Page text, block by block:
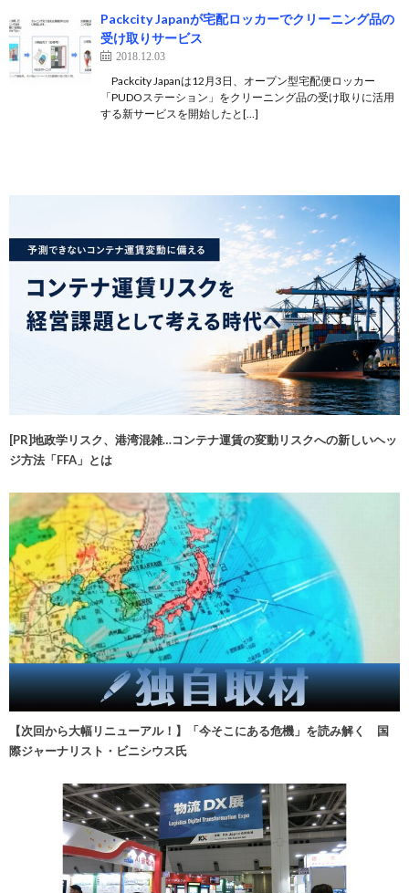
Packcity Japanが宅配ロッカーでクリーニング品の
受け取りサービス
2018.12.03
Packcity Japanは12月3日、オープン型宅配便ロッカー
「PUDOステーション」をクリーニング品の受け取りに活用
する新サービスを開始したと[…]
[PR]地政学リスク、港湾混雑…コンテナ運賃の変動リスクへの新しいヘッ
ジ方法「FFA」とは
【次回から大幅リニューアル！】「今そこにある危機」を読み解く 国
際ジャーナリスト・ビニシウス氏